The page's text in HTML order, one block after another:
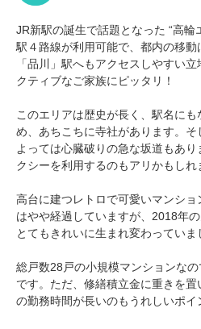
JR新駅の誕生で話題となった “高輪
駅４路線が利用可能で、都内の移
「品川」駅へもアクセスしやすい
クティブなご家族にピッタリ！
このエリアは歴史が長く、駅名に
め、あちこちに寺社があります。
よっては心臓破りの急な坂道もあ
クシーを利用するのもアリかもしれ
高台に建つレトロで可愛いマンシ
はやや経過していますが、2018年
とてもきれいに生まれ変わっていま
総戸数28戸の小規模マンションな
です。ただ、修繕積立金に重きを
の勤務時間が長いのもうれしいポイ